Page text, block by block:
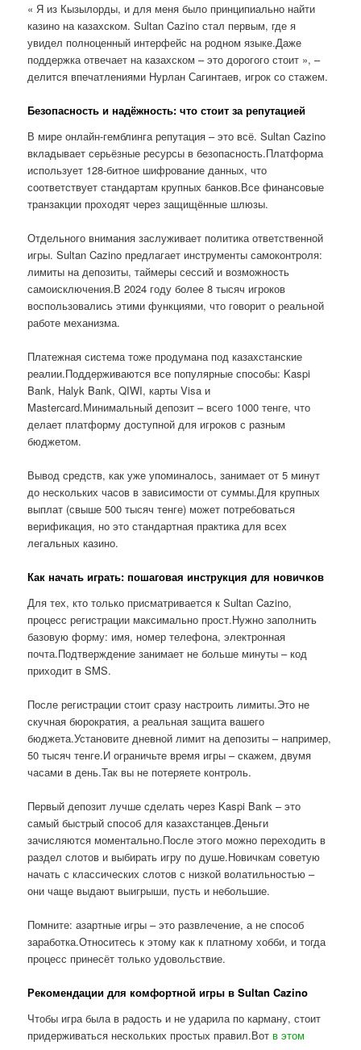
« Я из Кызылорды, и для меня было принципиально найти
казино на казахском. Sultan Cazino стал первым, где я
увидел полноценный интерфейс на родном языке.Даже
поддержка отвечает на казахском – это дорогого стоит », –
делится впечатлениями Нурлан Сагинтаев, игрок со стажем.
Безопасность и надёжность: что стоит за репутацией
В мире онлайн-гемблинга репутация – это всё. Sultan Cazino
вкладывает серьёзные ресурсы в безопасность.Платформа
использует 128-битное шифрование данных, что
соответствует стандартам крупных банков.Все финансовые
транзакции проходят через защищённые шлюзы.
Отдельного внимания заслуживает политика ответственной
игры. Sultan Cazino предлагает инструменты самоконтроля:
лимиты на депозиты, таймеры сессий и возможность
самоисключения.В 2024 году более 8 тысяч игроков
воспользовались этими функциями, что говорит о реальной
работе механизма.
Платежная система тоже продумана под казахстанские
реалии.Поддерживаются все популярные способы: Kaspi
Bank, Halyk Bank, QIWI, карты Visa и
Mastercard.Минимальный депозит – всего 1000 тенге, что
делает платформу доступной для игроков с разным
бюджетом.
Вывод средств, как уже упоминалось, занимает от 5 минут
до нескольких часов в зависимости от суммы.Для крупных
выплат (свыше 500 тысяч тенге) может потребоваться
верификация, но это стандартная практика для всех
легальных казино.
Как начать играть: пошаговая инструкция для новичков
Для тех, кто только присматривается к Sultan Cazino,
процесс регистрации максимально прост.Нужно заполнить
базовую форму: имя, номер телефона, электронная
почта.Подтверждение занимает не больше минуты – код
приходит в SMS.
После регистрации стоит сразу настроить лимиты.Это не
скучная бюрократия, а реальная защита вашего
бюджета.Установите дневной лимит на депозиты – например,
50 тысяч тенге.И ограничьте время игры – скажем, двумя
часами в день.Так вы не потеряете контроль.
Первый депозит лучше сделать через Kaspi Bank – это
самый быстрый способ для казахстанцев.Деньги
зачисляются моментально.После этого можно переходить в
раздел слотов и выбирать игру по душе.Новичкам советую
начать с классических слотов с низкой волатильностью –
они чаще выдают выигрыши, пусть и небольшие.
Помните: азартные игры – это развлечение, а не способ
заработка.Относитесь к этому как к платному хобби, и тогда
процесс принесёт только удовольствие.
Рекомендации для комфортной игры в Sultan Cazino
Чтобы игра была в радость и не ударила по карману, стоит
придерживаться нескольких простых правил.Вотв этом